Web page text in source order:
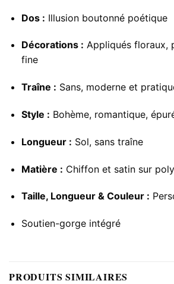
Dos : Illusion boutonné poétique
Décorations : Appliqués floraux,
fine
Traîne : Sans, moderne et
Style : Bohème, romantique,
Longueur : Sol, sans traîne
Matière : Chiffon et satin sur
Taille, Longueur & Couleur :
Soutien-gorge intégré
PRODUITS SIMILAIRES